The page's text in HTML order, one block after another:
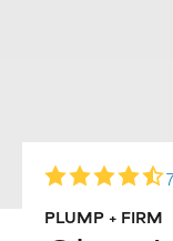
PLUMP + FIRM